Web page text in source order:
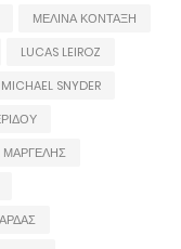
ΜΕΛΙΝΑ ΚΟΝΤΑΞΗ
LUCAS LEIROZ
MICHAEL SNYDER
ΜΑΡΓΕΛΗΣ